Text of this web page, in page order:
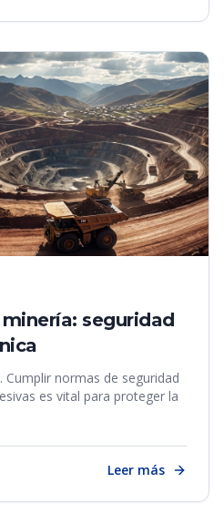
seguridad
Cumplir normas de seguridad
es vital para proteger la
Leer más